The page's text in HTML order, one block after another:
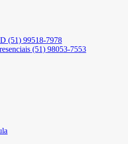
(51) 99518-7978
(51) 98053-7553